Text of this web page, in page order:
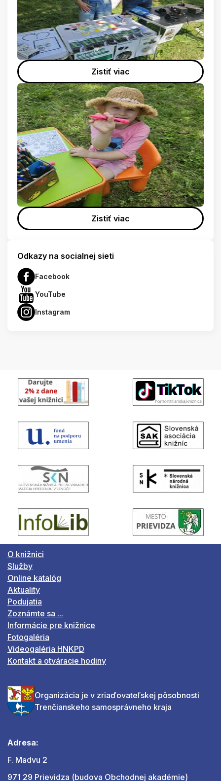
Zistiť viac
Zistiť viac
Odkazy na socialnej sieti
Facebook
YouTube
Instagram
O knižnici
Služby
Online katalóg
Aktuality
Podujatia
Zoznámte sa ...
Informácie pre knižnice
Fotogaléria
Videogaléria HNKPD
Kontakt a otváracie hodiny
Organizácia je v zriaďovateľskej pôsobnosti
Trenčianskeho samosprávneho kraja
Adresa:
F. Madvu 2
971 29 Prievidza (budova Obchodnej akadémie)